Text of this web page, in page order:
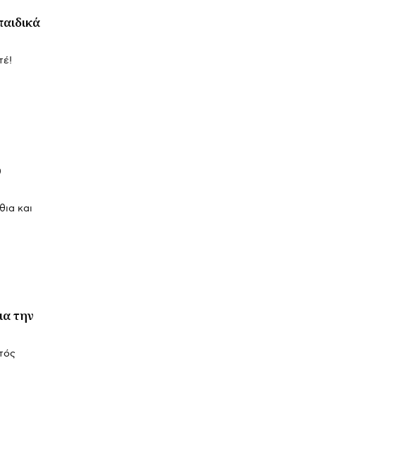
και
την